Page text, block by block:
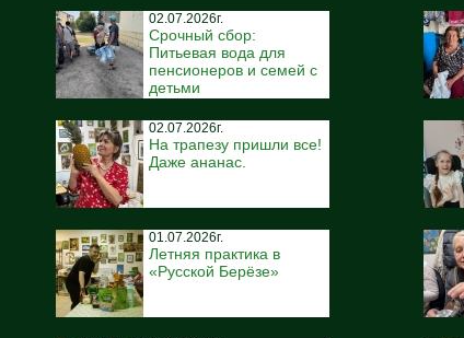
02.07.2026г.
Срочный сбор:
Питьевая вода для
пенсионеров и семей с
детьми
02.07.2026г.
На трапезу пришли все!
Даже ананас.
01.07.2026г.
Летняя практика в
«Русской Берёзе»